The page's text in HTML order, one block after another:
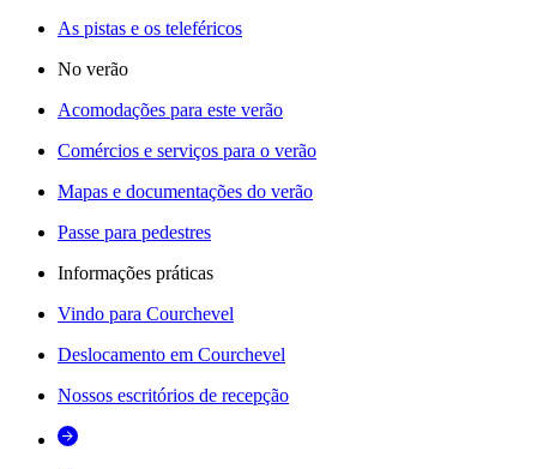
As pistas e os teleféricos
No verão
Acomodações para este verão
Comércios e serviços para o verão
Mapas e documentações do verão
Passe para pedestres
Informações práticas
Vindo para Courchevel
Deslocamento em Courchevel
Nossos escritórios de recepção